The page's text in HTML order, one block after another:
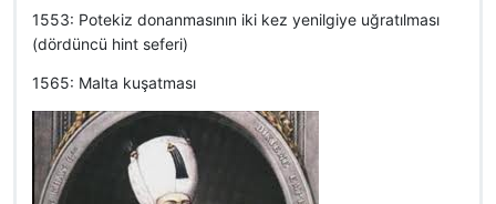
1553: Potekiz donanmasının iki kez yenilgiye uğratılması
(dördüncü hint seferi)
1565: Malta kuşatması